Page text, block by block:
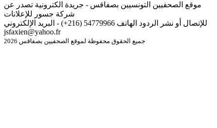
موقع الصحفيين التونسيين بصفاقس - جريدة الكترونية تصدر عن
شركة جسور للإعلانات
للإتصال أو نشر الردود الهاتف 54779966 (216+) - البريد الإلكتروني
jsfaxien@yahoo.fr
جميع الحقوق محفوظة لموقع الصحفيين بصفاقس 2026